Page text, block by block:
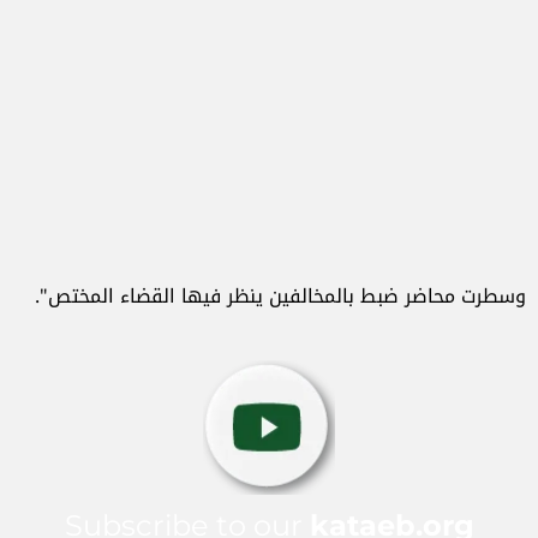
وسطرت محاضر ضبط بالمخالفين ينظر فيها القضاء المختص".